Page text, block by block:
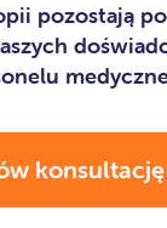
pozostają
konsultację